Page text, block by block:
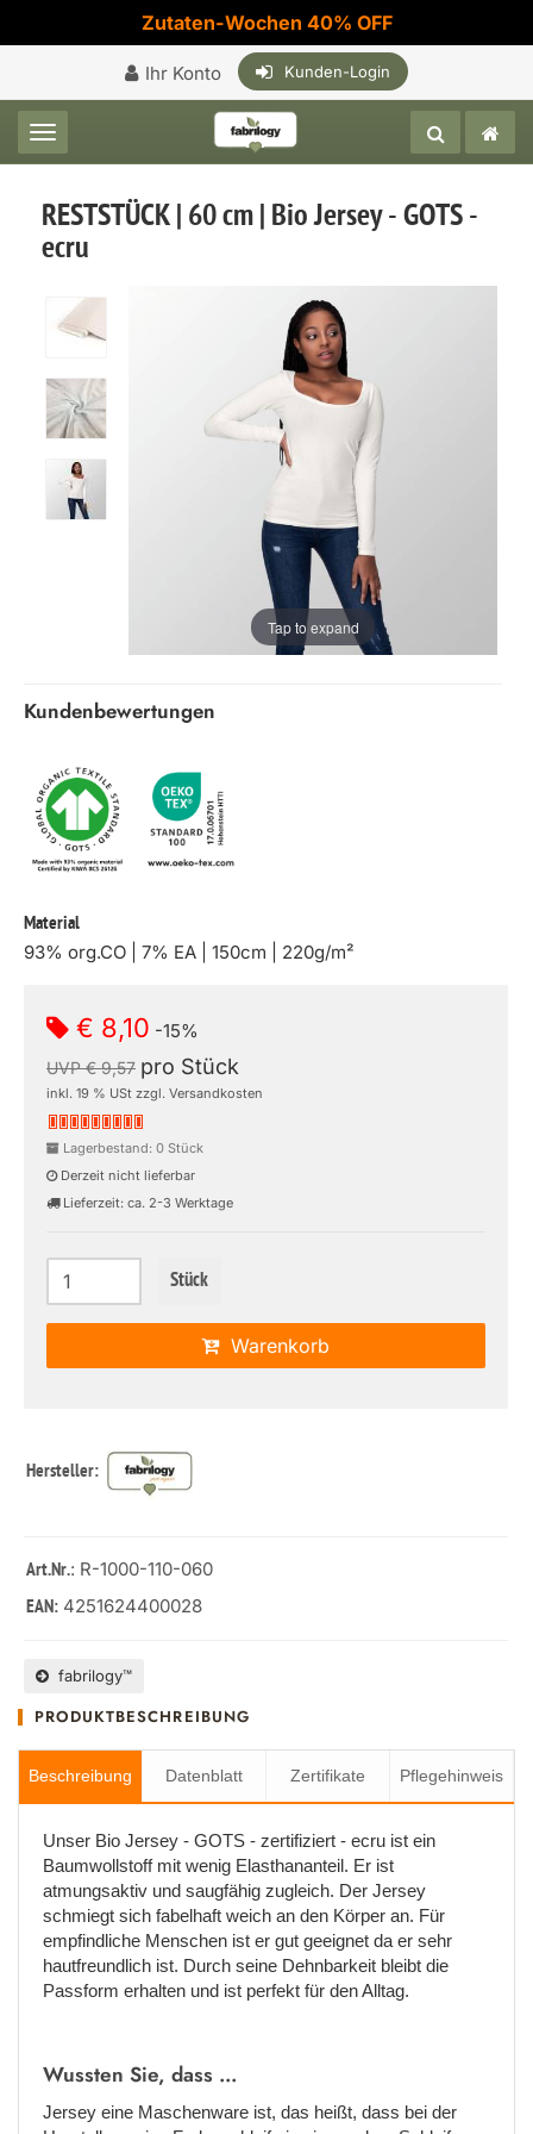
Zutaten-Wochen 40% OFF
Ihr Konto Kunden-Login
Toggle navigation
RESTSTÜCK | 60 cm | Bio Jersey - GOTS -
ecru
Tap to expand
Kundenbewertungen
Material
93% org.CO | 7% EA | 150cm | 220g/m²
€ 8,10 -15%
UVP € 9,57 pro Stück
inkl. 19 % USt zzgl. Versandkosten
Lagerbestand: 0 Stück
Derzeit nicht lieferbar
Lieferzeit: ca. 2-3 Werktage
Stück
Warenkorb
Hersteller:
Art.Nr.: R-1000-110-060
EAN: 4251624400028
fabrilogy™
PRODUKTBESCHREIBUNG
Beschreibung Datenblatt Zertifikate Pflegehinweis
Unser Bio Jersey - GOTS - zertifiziert - ecru ist ein
Baumwollstoff mit wenig Elasthananteil. Er ist
atmungsaktiv und saugfähig zugleich. Der Jersey
schmiegt sich fabelhaft weich an den Körper an. Für
empfindliche Menschen ist er gut geeignet da er sehr
hautfreundlich ist. Durch seine Dehnbarkeit bleibt die
Passform erhalten und ist perfekt für den Alltag.
Wussten Sie, dass ...
Jersey eine Maschenware ist, das heißt, dass bei der